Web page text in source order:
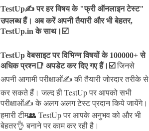
TestUp✍️ पर हर विषय के "फ्री ऑनलाइन टेस्ट"
उपलब्ध हैं। अब करें अपनी तैयारी और भी बेहतर,
TestUp.in के साथ।☑️
TestUp वेबसाइट पर विभिन्न विषयों के 100000+ से
अधिक प्रश्न📑 अपडेट कर दिए गए हैं। ☑️ जिनसे
अपनी आगामी परीक्षाओं✍️ की तैयारी जोरदार तरीके से
कर सकते हैं।जल्द ही TestUp पर आपको सभी
परीक्षाओं✍️ के अलग अलग टेस्ट प्रदान किये जायेंगे।
हमारी टीम👥 TestUp पर आपके अनुभव को और भी
बेहतर👌 बनाने पर काम कर रही है।